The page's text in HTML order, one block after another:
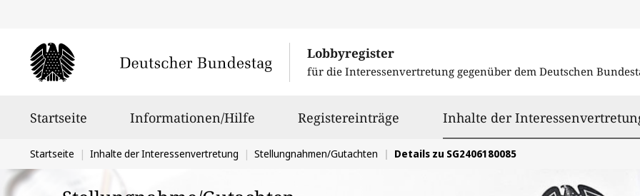
Lobbyregister
für die Interessenvertretung gegenüber dem Deutschen
Startseite Informationen/Hilfe Registereinträge Inhalte der
Sie
befinden
Startseite Inhalte der Interessenvertretung Stellungnahmen/Gutachten Details zu SG2406180085